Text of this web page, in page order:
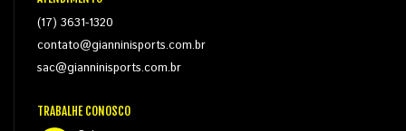
(17) 3631-1320
contato@gianninisports.com.br
sac@gianninisports.com.br
TRABALHE CONOSCO